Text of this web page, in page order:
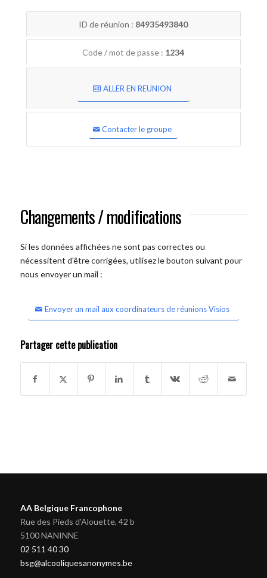
ID de réunion : 84935493840
Code / mot de passe : 1234
ALLER EN REUNION
Contacter le groupe
Changements / modifications
Si les données affichées ne sont pas correctes ou
nécessitent d'être corrigées, utilisez le bouton suivant pour
nous envoyer un mail :
Envoyer un mail aux coordinateurs de réunions Visios
Partager cette publication
AA Belgique Francophone
Rue des Pieds d'Alouette, 42 b
5100 NANINNE
02 511 40 30
bsg@alcooliquesanonymes.be